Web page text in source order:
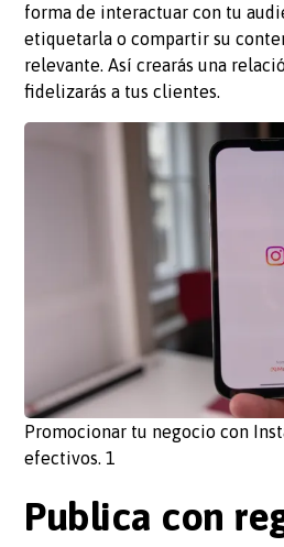
forma de interactuar con tu
etiquetarla o compartir su
relevante. Así crearás una
fidelizarás a tus clientes.
Promocionar tu negocio con
efectivos. 1
Publica con